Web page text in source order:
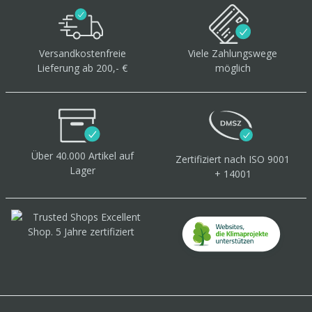
Versandkostenfreie
Lieferung ab 200,- €
Viele Zahlungswege
möglich
Über 40.000 Artikel auf
Lager
Zertifiziert nach ISO 9001
+ 14001